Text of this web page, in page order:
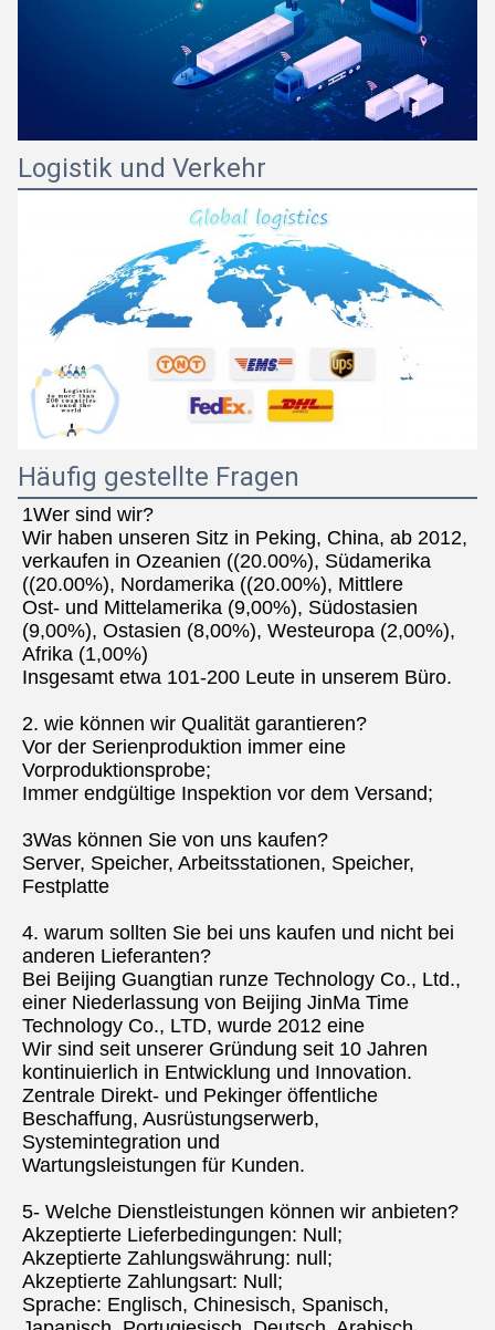
Logistik und Verkehr
Häufig gestellte Fragen
1Wer sind wir?
Wir haben unseren Sitz in Peking, China, ab 2012,
verkaufen in Ozeanien ((20.00%), Südamerika
((20.00%), Nordamerika ((20.00%), Mittlere
Ost- und Mittelamerika (9,00%), Südostasien
(9,00%), Ostasien (8,00%), Westeuropa (2,00%),
Afrika (1,00%)
Insgesamt etwa 101-200 Leute in unserem Büro.
2. wie können wir Qualität garantieren?
Vor der Serienproduktion immer eine
Vorproduktionsprobe;
Immer endgültige Inspektion vor dem Versand;
3Was können Sie von uns kaufen?
Server, Speicher, Arbeitsstationen, Speicher,
Festplatte
4. warum sollten Sie bei uns kaufen und nicht bei
anderen Lieferanten?
Bei Beijing Guangtian runze Technology Co., Ltd.,
einer Niederlassung von Beijing JinMa Time
Technology Co., LTD, wurde 2012 eine
Wir sind seit unserer Gründung seit 10 Jahren
kontinuierlich in Entwicklung und Innovation.
Zentrale Direkt- und Pekinger öffentliche
Beschaffung, Ausrüstungserwerb,
Systemintegration und
Wartungsleistungen für Kunden.
5- Welche Dienstleistungen können wir anbieten?
Akzeptierte Lieferbedingungen: Null;
Akzeptierte Zahlungswährung: null;
Akzeptierte Zahlungsart: Null;
Sprache: Englisch, Chinesisch, Spanisch,